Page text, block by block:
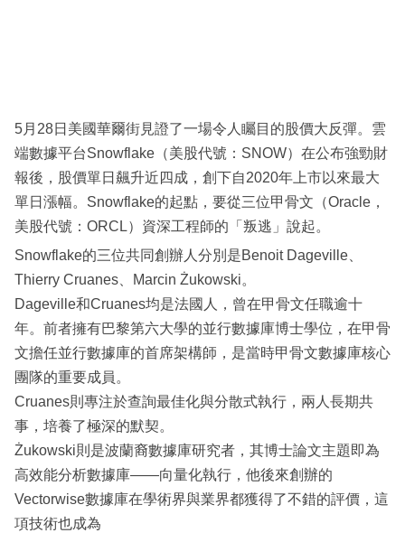
區
5月28日美國華爾街見證了一場令人矚目的股價大反彈。雲
端數據平台Snowflake（美股代號：SNOW）在公布強勁財
報後，股價單日飆升近四成，創下自2020年上市以來最大
單日漲幅。Snowflake的起點，要從三位甲骨文（Oracle，
美股代號：ORCL）資深工程師的「叛逃」說起。
Snowflake的三位共同創辦人分別是Benoit Dageville、
Thierry Cruanes、Marcin Żukowski。
Dageville和Cruanes均是法國人，曾在甲骨文任職逾十
年。前者擁有巴黎第六大學的並行數據庫博士學位，在甲骨
文擔任並行數據庫的首席架構師，是當時甲骨文數據庫核心
團隊的重要成員。
Cruanes則專注於查詢最佳化與分散式執行，兩人長期共
事，培養了極深的默契。
Żukowski則是波蘭裔數據庫研究者，其博士論文主題即為
高效能分析數據庫——向量化執行，他後來創辦的
Vectorwise數據庫在學術界與業界都獲得了不錯的評價，這
項技術也成為